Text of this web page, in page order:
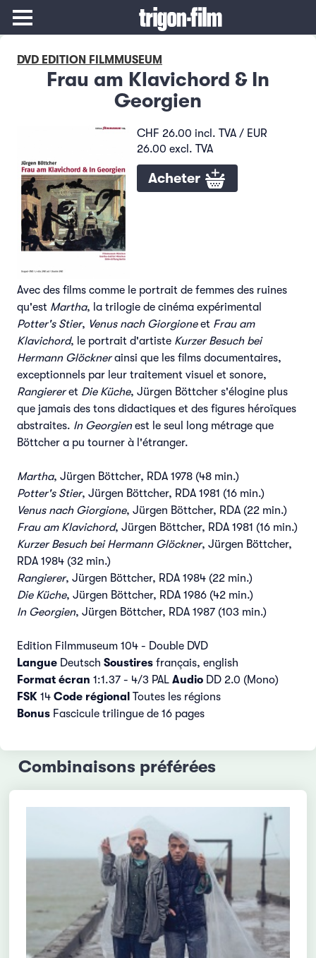
DVD EDITION FILMMUSEUM
Frau am Klavichord & In
Georgien
CHF 26.00 incl. TVA / EUR
26.00 excl. TVA
Acheter
Avec des films comme le portrait de femmes des ruines
qu'est Martha, la trilogie de cinéma expérimental
Potter's Stier, Venus nach Giorgioneet Frau am
Klavichord, le portrait d'artiste Kurzer Besuch bei
Hermann Glöcknerainsi que les films documentaires,
exceptionnels par leur traitement visuel et sonore,
Rangiereret Die Küche, Jürgen Böttcher s'élogine plus
que jamais des tons didactiques et des figures héroïques
abstraites. In Georgienest le seul long métrage que
Böttcher a pu tourner à l'étranger.
Martha, Jürgen Böttcher, RDA 1978 (48 min.)
Potter's Stier, Jürgen Böttcher, RDA 1981 (16 min.)
Venus nach Giorgione, Jürgen Böttcher, RDA (22 min.)
Frau am Klavichord, Jürgen Böttcher, RDA 1981 (16 min.)
Kurzer Besuch bei Hermann Glöckner, Jürgen Böttcher,
RDA 1984 (32 min.)
Rangierer, Jürgen Böttcher, RDA 1984 (22 min.)
Die Küche, Jürgen Böttcher, RDA 1986 (42 min.)
In Georgien, Jürgen Böttcher, RDA 1987 (103 min.)
Edition Filmmuseum 104 - Double DVD
Langue Deutsch Soustires français, english
Format écran 1:1.37 - 4/3 PAL Audio DD 2.0 (Mono)
FSK 14 Code régional Toutes les régions
Bonus Fascicule trilingue de 16 pages
Combinaisons préférées